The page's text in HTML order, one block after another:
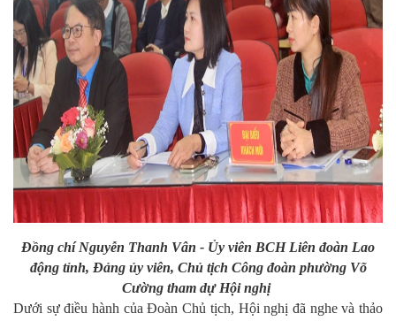
Đồng chí Nguyễn Thanh Vân - Ủy viên BCH Liên đoàn Lao
động tỉnh, Đảng ủy viên, Chủ tịch Công đoàn phường Võ
Cường tham dự Hội nghị
Dưới sự điều hành của Đoàn Chủ tịch, Hội nghị đã nghe và thảo